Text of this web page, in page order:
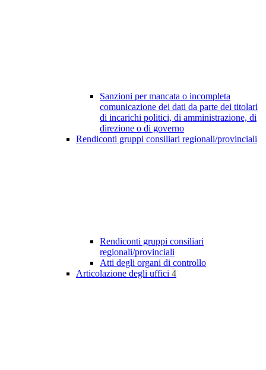
Sanzioni per mancata o incompleta
comunicazione dei dati da parte dei titolari
di incarichi politici, di amministrazione, di
direzione o di governo
Rendiconti gruppi consiliari regionali/provinciali
Rendiconti gruppi consiliari
regionali/provinciali
Atti degli organi di controllo
Articolazione degli uffici 4